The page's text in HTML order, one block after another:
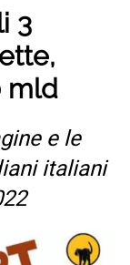
3
mld
e le
italiani